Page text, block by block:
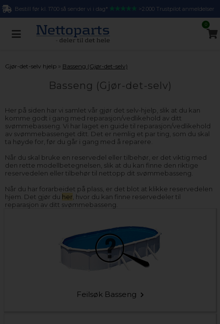
Bestill før kl. 17.00 så sender vi i dag* >2.000 Trustpilot anmeldelser
0
Gjør-det-selv hjelp » Basseng (Gjør-det-selv)
Basseng (Gjør-det-selv)
Her på siden har vi samlet vår gjør det selv-hjelp, slik at du kan
komme godt i gang med reparasjon/vedlikehold av ditt
svømmebasseng. Vi har laget en guide til reparasjon/vedlikehold
av svømmebassenget ditt. Det er nemlig et par ting, som du skal
ta høyde for, før du går i gang med å reparere.
Når du skal bruke en reservedel eller tilbehør, er det viktig med
den rette modellbetegnelsen, slik at du kan finne den riktige
reservedelen eller tilbehør til nettopp dit svømmebasseng.
Når du har forarbeidet på plass, er det blot at klikke reservedelen
hjem. Det gjør du her , hvor du kan finne reservedeler til
reparasjon av ditt svømmebasseng.
Feilsøk Basseng